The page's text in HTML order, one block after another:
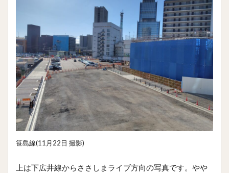
笹島線(11月22日 撮影)
上は下広井線からささしまライブ方向の写真です。やや